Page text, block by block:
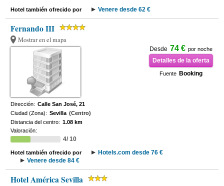
Hotel también ofrecido por Venere desde 62 €
Fernando III
Mostrar en el mapa
Desde 74 € por noche
Detalles de la oferta
Fuente Booking
Dirección: Calle San José, 21
Ciudad (Zona): Sevilla (Centro)
Distancia del centro: 1.08 km
Valoración:
4/ 10
Hotel también ofrecido por
Hotels.com desde 76 €
Venere desde 84 €
Hotel América Sevilla